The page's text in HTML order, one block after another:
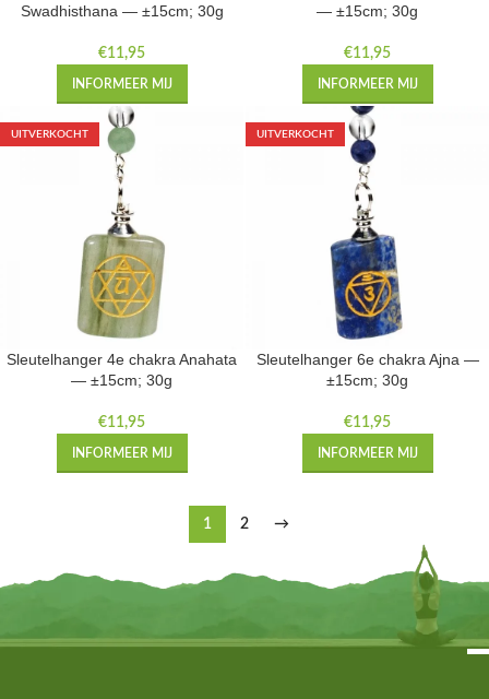
Swadhisthana — ±15cm; 30g
€11,95
INFORMEER MIJ
— ±15cm; 30g
€11,95
INFORMEER MIJ
UITVERKOCHT
Sleutelhanger 4e chakra Anahata
— ±15cm; 30g
€11,95
INFORMEER MIJ
UITVERKOCHT
Sleutelhanger 6e chakra Ajna —
±15cm; 30g
€11,95
INFORMEER MIJ
1 2 →